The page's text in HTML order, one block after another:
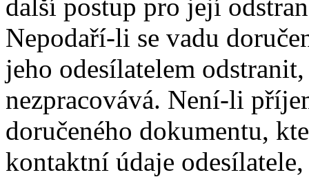
další postup pro její
Nepodaří-li se vadu
jeho odesílatelem
nezpracovává. Není-li
doručeného dokumentu,
kontaktní údaje